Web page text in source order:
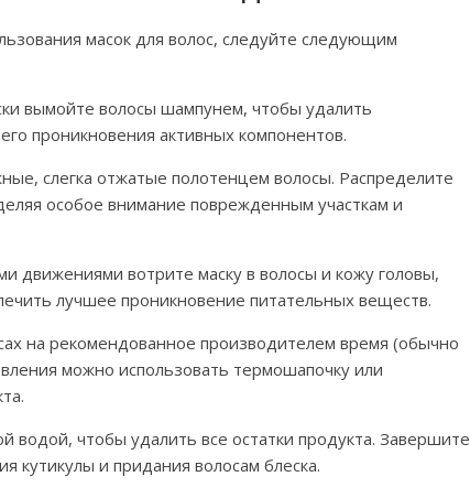
масок для волос, следуйте следующим
вымойте волосы шампунем, чтобы удалить
проникновения активных компонентов.
слегка отжатые полотенцем волосы. Распределите
особое внимание поврежденным участкам и
движениями вотрите маску в волосы и кожу головы,
лучшее проникновение питательных веществ.
на рекомендованное производителем время (обычно
можно использовать термошапочку или
водой, чтобы удалить все остатки продукта. Завершите
кутикулы и придания волосам блеска.